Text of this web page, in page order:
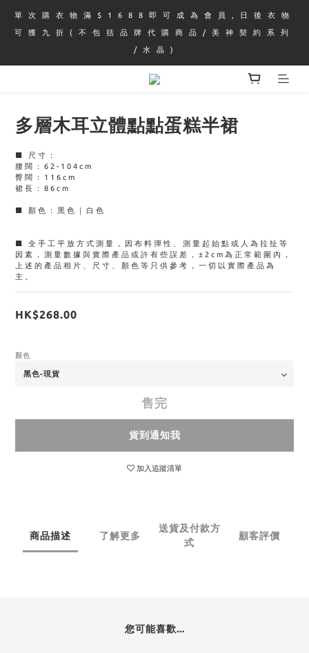
單 次 購 衣 物 滿 $ 1 6 8 8 即 可 成 為 會 員 , 日 後 衣 物
可 獲 九 折 ( 不 包 括 品 牌 代 購 商 品 / 美 神 契 約 系 列
/ 水 晶 )
多層木耳立體點點蛋糕半裙
■ 尺寸：
腰闊：62-104cm
臀闊：116cm
裙長：86cm
■ 顏色：黑色｜白色
■ 全手工平放方式測量，因布料彈性、測量起始點或人為拉扯等
因素，測量數據與實際產品或許有些誤差，±2cm為正常範圍內，
上述的產品相片、尺寸、顏色等只供參考，一切以實際產品為
主。
HK$268.00
顏色
售完
貨到通知我
加入追蹤清單
商品描述 了解更多
送貨及付款方
式
顧客評價
您可能喜歡...